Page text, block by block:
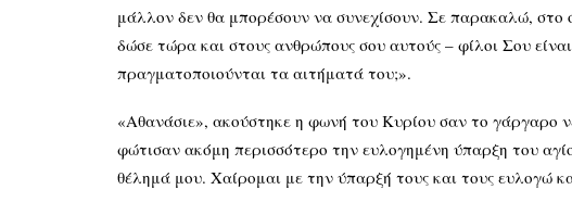
μάλλον δεν θα μπορέσουν να συνεχίσουν. Σε παρακαλώ, στο
δώσε τώρα και στους ανθρώπους σου αυτούς – φίλοι Σου
πραγματοποιούνται τα αιτήματά του;».
«Αθανάσιε», ακούστηκε η φωνή του Κυρίου σαν το γάργαρο
φώτισαν ακόμη περισσότερο την ευλογημένη ύπαρξη του
θέλημά μου. Χαίρομαι με την ύπαρξή τους και τους ευλογώ